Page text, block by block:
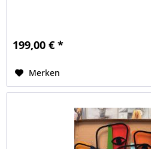
199,00 € *
Merken